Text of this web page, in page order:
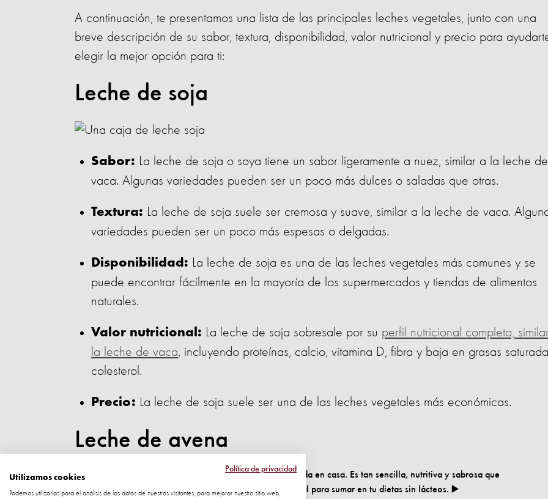
A continuación, te presentamos una lista de las principales leches vegetales, junto con una
breve descripción de su sabor, textura, disponibilidad, valor nutricional y precio para
elegir la mejor opción para ti:
Leche de soja
Sabor: La leche de soja o soya tiene un sabor ligeramente a nuez, similar a la leche de
vaca. Algunas variedades pueden ser un poco más dulces o saladas que otras.
Textura: La leche de soja suele ser cremosa y suave, similar a la leche de vaca.
variedades pueden ser un poco más espesas o delgadas.
Disponibilidad: La leche de soja es una de las leches vegetales más comunes y se
puede encontrar fácilmente en la mayoría de los supermercados y tiendas de alimentos
naturales.
Valor nutricional: La leche de soja sobresale por su perfil nutricional completo,
la leche de vaca, incluyendo proteínas, calcio, vitamina D, fibra y baja en grasas
colesterol.
Precio: La leche de soja suele ser una de las leches vegetales más económicas.
Leche de avena
LECHE DE AVENA / Preparada en casa. Es tan sencilla, nutritiva y sabrosa que
te encantará. Lo mejor sin lactosa y especial para sumar en tu dietas sin lácteos. ▶️
Política de privacidad
Utilizamos cookies
Podemos utilizarlas para el análisis de los datos de nuestros visitantes, para mejorar nuestro sitio web,